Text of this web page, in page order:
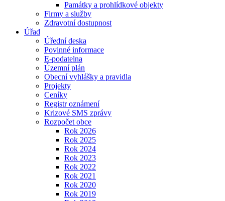
Památky a prohlídkové objekty
Firmy a služby
Zdravotní dostupnost
Úřad
Úřední deska
Povinné informace
E-podatelna
Územní plán
Obecní vyhlášky a pravidla
Projekty
Ceníky
Registr oznámení
Krizové SMS zprávy
Rozpočet obce
Rok 2026
Rok 2025
Rok 2024
Rok 2023
Rok 2022
Rok 2021
Rok 2020
Rok 2019